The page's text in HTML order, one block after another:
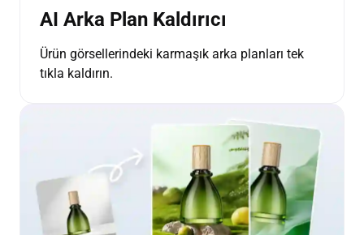
AI Arka Plan Kaldırıcı
Ürün görsellerindeki karmaşık arka planları tek
tıkla kaldırın.